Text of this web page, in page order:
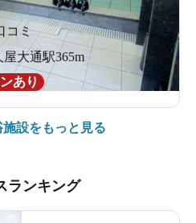
コミ
屋大通駅365m
あり
施設をもっと見る
ランキング